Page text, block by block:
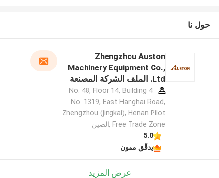
حول نا
Zhengzhou Auston
Machinery Equipment Co.,
Ltd. الملف الشركة المصنعة
No. 48, Floor 14, Building 4,
No. 1319, East Hanghai Road,
Zhengzhou (jingkai), Henan Pilot
Free Trade Zone ,الصين
5.0
يدقّق ممون
عرض المزيد